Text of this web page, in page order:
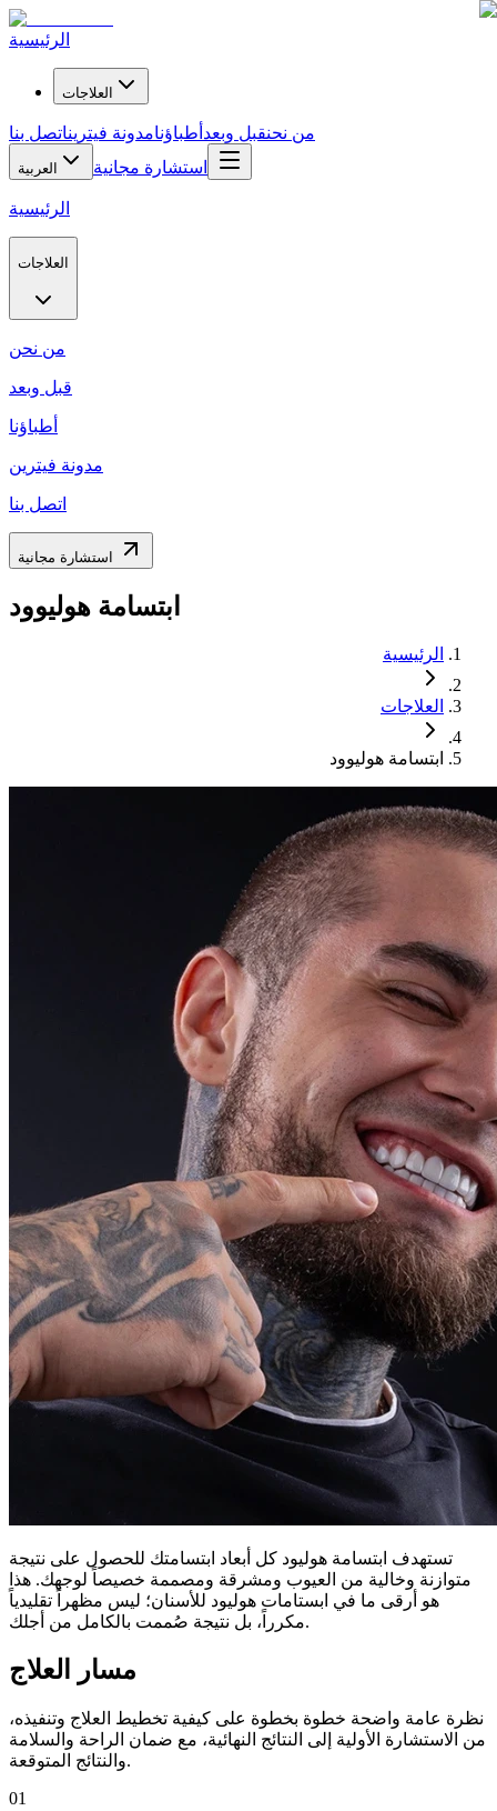
الرئيسية
العلاجات
من نحنقبل وبعد أطباؤنامدونة فيتريناتصل بنا
العربية استشارة مجانية
الرئيسية
العلاجات
من نحن
قبل وبعد
أطباؤنا
مدونة فيترين
اتصل بنا
استشارة مجانية
ابتسامة هوليوود
الرئيسية
العلاجات
ابتسامة هوليوود
تستهدف ابتسامة هوليود كل أبعاد ابتسامتك للحصول على نتيجة
متوازنة وخالية من العيوب ومشرقة ومصممة خصيصاً لوجهك. هذا
هو أرقى ما في ابستامات هوليود للأسنان؛ ليس مظهراً تقليدياً
مكرراً، بل نتيجة صُممت بالكامل من أجلك.
مسار العلاج
نظرة عامة واضحة خطوة بخطوة على كيفية تخطيط العلاج وتنفيذه،
من الاستشارة الأولية إلى النتائج النهائية، مع ضمان الراحة والسلامة
والنتائج المتوقعة.
01